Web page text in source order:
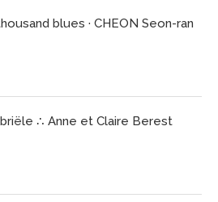
blues · CHEON Seon-ran
∴ Anne et Claire Berest